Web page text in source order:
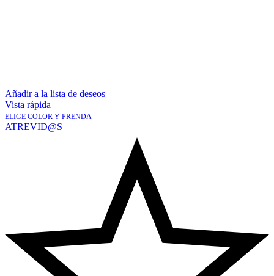
Añadir a la lista de deseos
Vista rápida
ELIGE COLOR Y PRENDA
ATREVID@S